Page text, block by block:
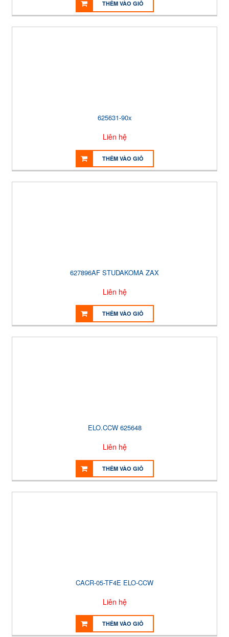
THÊM VÀO GIỎ
625631-90x
Liên hệ
THÊM VÀO GIỎ
627896AF STUDAKOMA ZAX
Liên hệ
THÊM VÀO GIỎ
ELO.CCW 625648
Liên hệ
THÊM VÀO GIỎ
CACR-05-TF4E ELO-CCW
Liên hệ
THÊM VÀO GIỎ